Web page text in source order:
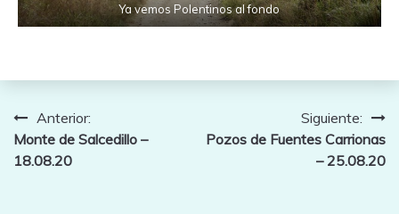
Ya vemos Polentinos al fondo
Navegación
de
Anterior:
Monte de Salcedillo –
18.08.20
Siguiente:
Pozos de Fuentes Carrionas
– 25.08.20